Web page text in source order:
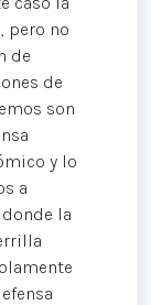
pero no
de
de
son
y lo
a
la